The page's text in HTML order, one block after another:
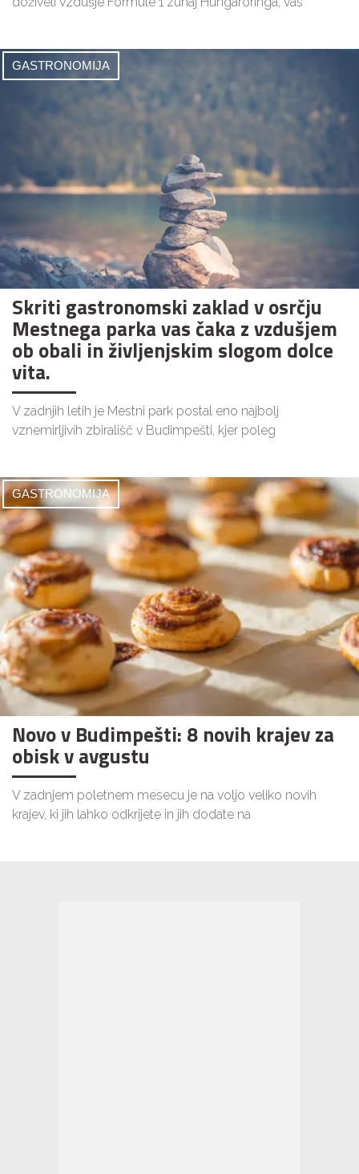
GASTRONOMIJA
Skriti gastronomski zaklad v osrčju
Mestnega parka vas čaka z vzdušjem
ob obali in življenjskim slogom dolce
vita.
V zadnjih letih je Mestni park postal eno najbolj
vznemirljivih zbirališč v Budimpešti, kjer poleg
GASTRONOMIJA
Novo v Budimpešti: 8 novih krajev za
obisk v avgustu
V zadnjem poletnem mesecu je na voljo veliko novih
krajev, ki jih lahko odkrijete in jih dodate na